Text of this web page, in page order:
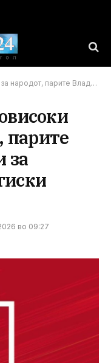
троши за криминални партиски тендери
парите
за
во 09:27